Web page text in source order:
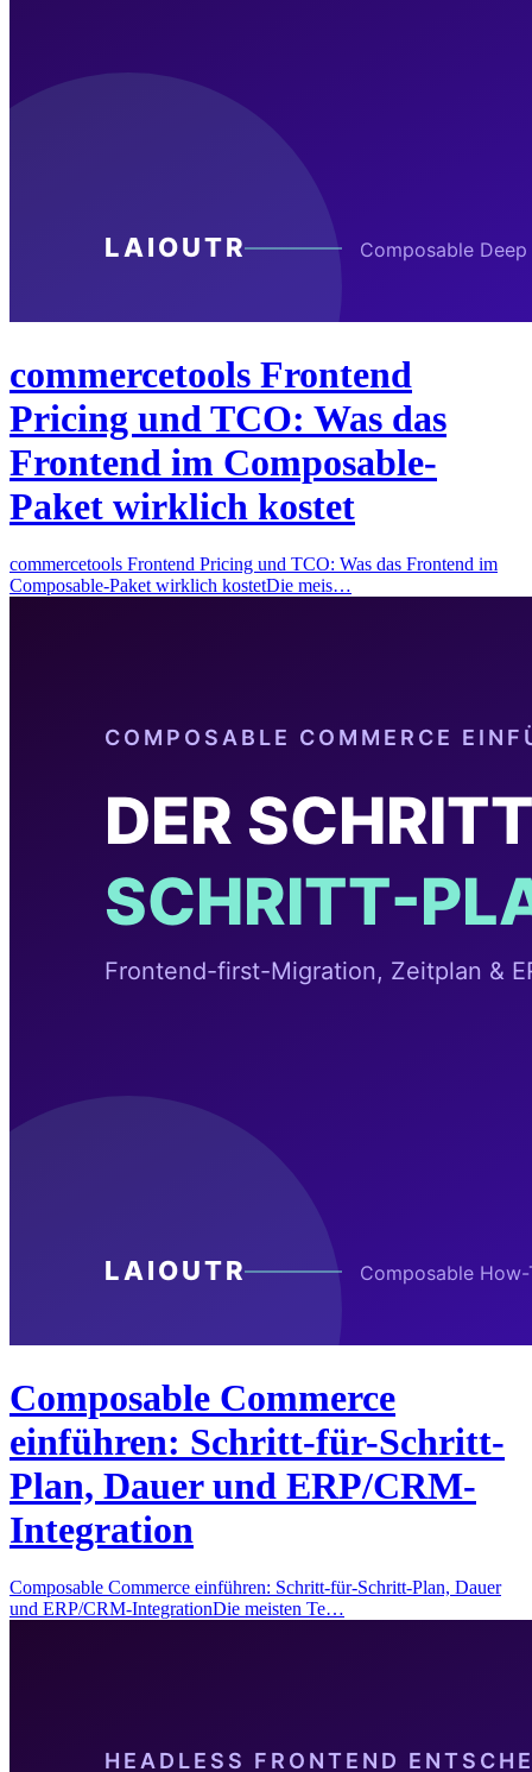
commercetools Frontend
Pricing und TCO: Was das
Frontend im Composable-
Paket wirklich kostet
commercetools Frontend Pricing und TCO: Was das Frontend im
Composable-Paket wirklich kostetDie meis…
Composable Commerce
einführen: Schritt-für-Schritt-
Plan, Dauer und ERP/CRM-
Integration
Composable Commerce einführen: Schritt-für-Schritt-Plan, Dauer
und ERP/CRM-IntegrationDie meisten Te…